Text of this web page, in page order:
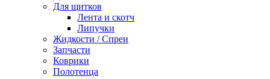
Для щитков
Лента и скотч
Липучки
Жидкости / Спреи
Запчасти
Коврики
Полотенца